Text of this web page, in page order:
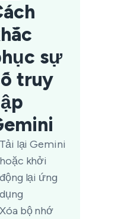
sự
truy
Tải lại Gemini
hoặc khởi
động lại ứng
dụng
Xóa bộ nhớ